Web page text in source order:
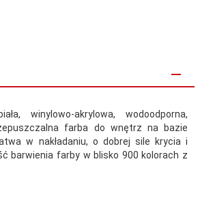
winylowo-akrylowa, wodoodporna,
farba do wnętrz na bazie
w nakładaniu, o dobrej sile krycia i
barwienia farby w blisko 900 kolorach z